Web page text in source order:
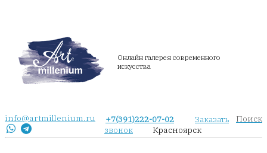
Онлайн галерея современного
искусства
info@artmillenium.ru +7(391)222-07-02
Заказать
звонок
Красноярск
Поиск